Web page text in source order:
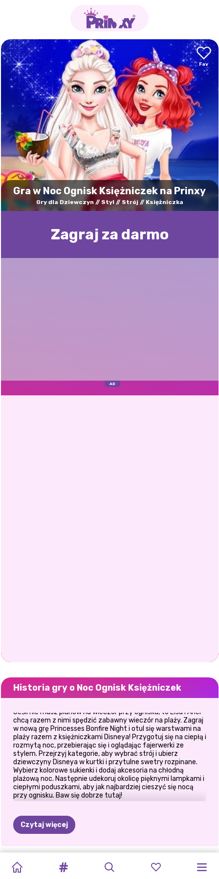
Gra w Noc Ognisk Księżniczek na Prinxy
Gry dla Dziewczyn Styl Strój Księżniczka
Zagraj za darmo
Historia gry o Noc Ognisk Księżniczek
Jeśli nie masz planów na wieczór przy ognisku, to Elsa i Ariel
chcą razem z nimi spędzić zabawny wieczór na plaży. Zagraj
w nową grę Princesses Bonfire Night i otul się warstwami na
plaży razem z księżniczkami Disneya! Przygotuj się na ciepłą i
rozmytą noc, przebierając się i oglądając fajerwerki ze
stylem. Przejrzyj kategorie, aby wybrać strój i ubierz
dziewczyny Disneya w kurtki i przytulne swetry rozpinane.
Wybierz kolorowe sukienki i dodaj akcesoria na chłodną
plażową noc. Następnie udekoruj okolicę pięknymi lampkami i
ciepłymi poduszkami, aby jak najbardziej cieszyć się nocą
przy ognisku. Baw się dobrze tutaj!
Czytaj więcej
ALL
FASHION
DOLL
STYL
ŻYCIA
TO
NAJLEPSZEGO
PRZEBIERANKA
BOHEMY
PATCHWORKOWE
DŻINSY
ZŁOCZYŃCY
DZIEWCZYNY